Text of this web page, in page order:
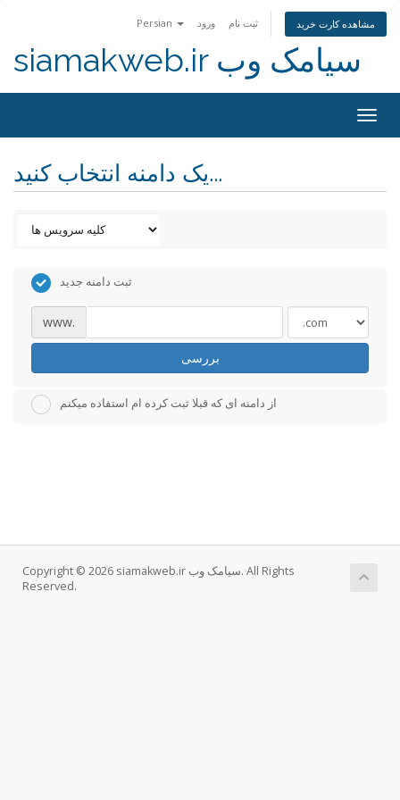
Persian ورود ثبت نام مشاهده کارت خرید
siamakweb.ir سیامک وب
یک دامنه انتخاب کنید...
ثبت دامنه جدید
www.
بررسی
از دامنه ای که قبلا ثبت کرده ام استفاده میکنم
Copyright © 2026 siamakweb.ir سیامک وب. All Rights
Reserved.